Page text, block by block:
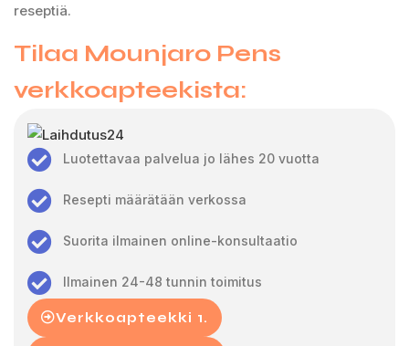
reseptiä.
Tilaa Mounjaro Pens
verkkoapteekista:
Luotettavaa palvelua jo lähes 20 vuotta
Resepti määrätään verkossa
Suorita ilmainen online-konsultaatio
Ilmainen 24-48 tunnin toimitus
Verkkoapteekki 1.